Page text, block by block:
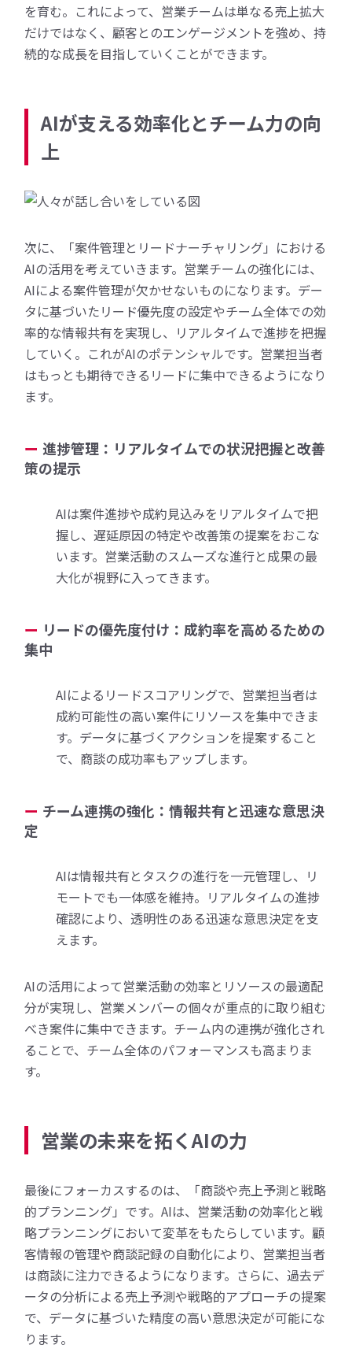
を育む。これによって、営業チームは単なる売上拡大
だけではなく、顧客とのエンゲージメントを強め、持
続的な成長を目指していくことができます。
AIが支える効率化とチーム力の向
上
次に、「案件管理とリードナーチャリング」における
AIの活用を考えていきます。営業チームの強化には、
AIによる案件管理が欠かせないものになります。デー
タに基づいたリード優先度の設定やチーム全体での効
率的な情報共有を実現し、リアルタイムで進捗を把握
していく。これがAIのポテンシャルです。営業担当者
はもっとも期待できるリードに集中できるようになり
ます。
進捗管理：リアルタイムでの状況把握と改善
策の提示
AIは案件進捗や成約見込みをリアルタイムで把
握し、遅延原因の特定や改善策の提案をおこな
います。営業活動のスムーズな進行と成果の最
大化が視野に入ってきます。
リードの優先度付け：成約率を高めるための
集中
AIによるリードスコアリングで、営業担当者は
成約可能性の高い案件にリソースを集中できま
す。データに基づくアクションを提案すること
で、商談の成功率もアップします。
チーム連携の強化：情報共有と迅速な意思決
定
AIは情報共有とタスクの進行を一元管理し、リ
モートでも一体感を維持。リアルタイムの進捗
確認により、透明性のある迅速な意思決定を支
えます。
AIの活用によって営業活動の効率とリソースの最適配
分が実現し、営業メンバーの個々が重点的に取り組む
べき案件に集中できます。チーム内の連携が強化され
ることで、チーム全体のパフォーマンスも高まりま
す。
営業の未来を拓くAIの力
最後にフォーカスするのは、「商談や売上予測と戦略
的プランニング」です。AIは、営業活動の効率化と戦
略プランニングにおいて変革をもたらしています。顧
客情報の管理や商談記録の自動化により、営業担当者
は商談に注力できるようになります。さらに、過去デ
ータの分析による売上予測や戦略的アプローチの提案
で、データに基づいた精度の高い意思決定が可能にな
ります。